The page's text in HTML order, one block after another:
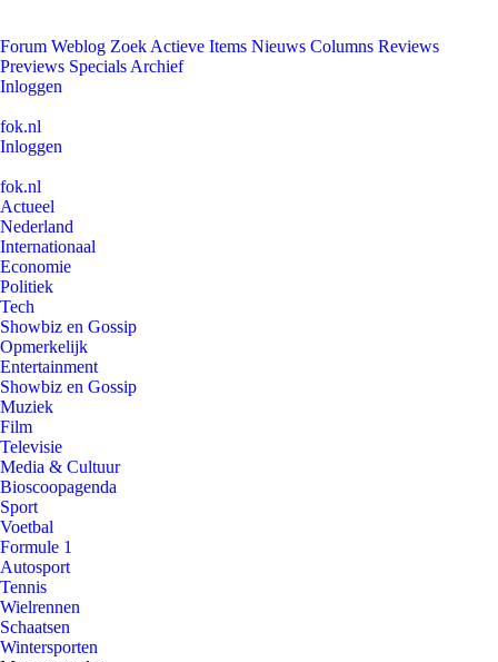
Forum Weblog Zoek Actieve Items Nieuws Columns Reviews
Previews Specials Archief
Inloggen
fok.nl
Inloggen
fok.nl
Actueel
Nederland
Internationaal
Economie
Politiek
Tech
Showbiz en Gossip
Opmerkelijk
Entertainment
Showbiz en Gossip
Muziek
Film
Televisie
Media & Cultuur
Bioscoopagenda
Sport
Voetbal
Formule 1
Autosport
Tennis
Wielrennen
Schaatsen
Wintersporten